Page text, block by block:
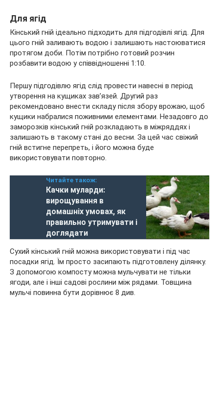
Для ягід
Кінський гній ідеально підходить для підгодівлі ягід. Для
цього гній заливають водою і залишають настоюватися
протягом доби. Потім потрібно готовий розчин
розбавити водою у співвідношенні 1:10.
Першу підгодівлю ягід слід провести навесні в період
утворення на кущиках зав’язей. Другий раз
рекомендовано внести складу після збору врожаю, щоб
кущики набралися поживними елементами. Незадовго до
заморозків кінський гній розкладають в міжряддях і
залишають в такому стані до весни. За цей час свіжий
гній встигне перепреть, і його можна буде
використовувати повторно.
Читайте також:
Качки муларди:
вирощування в
домашніх умовах, як
правильно утримувати і
доглядати
Сухий кінський гній можна використовувати і під час
посадки ягід. Їм просто засипають підготовлену ділянку.
З допомогою компосту можна мульчувати не тільки
ягоди, але і інші садові рослини між рядами. Товщина
мульчі повинна бути дорівнює 8 див.